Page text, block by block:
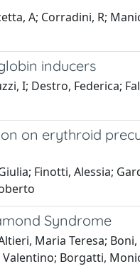
A; Corradini, R;
inducers
I; Destro, Federica;
on erythroid
Finotti, Alessia;
Syndrome
Maria Teresa;
Valentino; Borgatti,